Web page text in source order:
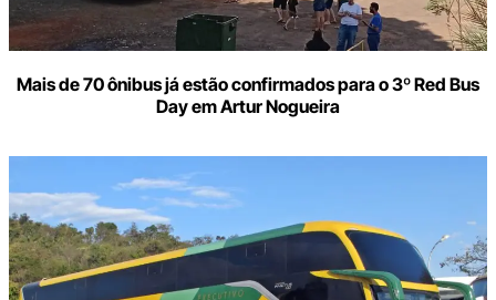
Mais de 70 ônibus já estão confirmados para o 3º Red Bus
Day em Artur Nogueira